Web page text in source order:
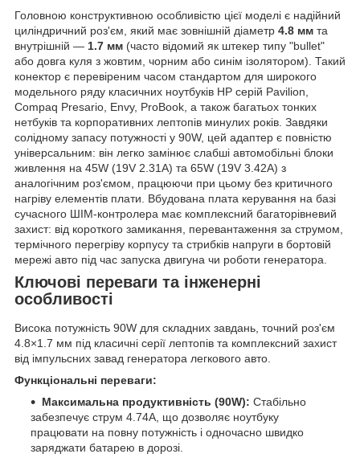
Головною конструктивною особливістю цієї моделі є надійний
циліндричний роз'єм, який має зовнішній діаметр 4.8 мм та
внутрішній — 1.7 мм (часто відомий як штекер типу "bullet"
або довга куля з жовтим, чорним або синім ізолятором). Такий
конектор є перевіреним часом стандартом для широкого
модельного ряду класичних ноутбуків HP серій Pavilion,
Compaq Presario, Envy, ProBook, а також багатьох тонких
нетбуків та корпоративних лептопів минулих років. Завдяки
солідному запасу потужності у 90W, цей адаптер є повністю
універсальним: він легко замінює слабші автомобільні блоки
живлення на 45W (19V 2.31A) та 65W (19V 3.42A) з
аналогічним роз'ємом, працюючи при цьому без критичного
нагріву елементів плати. Вбудована плата керування на базі
сучасного ШІМ-контролера має комплексний багаторівневий
захист: від короткого замикання, перевантаження за струмом,
термічного перегріву корпусу та стрибків напруги в бортовій
мережі авто під час запуска двигуна чи роботи генератора.
Ключові переваги та інженерні
особливості
Висока потужність 90W для складних завдань, точний роз'єм
4.8×1.7 мм під класичні серії лептопів та комплексний захист
від імпульсних завад генератора легкового авто.
Функціональні переваги:
Максимальна продуктивність (90W): Стабільно
забезпечує струм 4.74А, що дозволяє ноутбуку
працювати на повну потужність і одночасно швидко
заряджати батарею в дорозі.